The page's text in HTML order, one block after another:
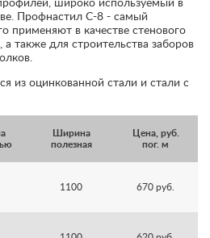
широко используемый в
Профнастил С-8 - самый
применяют в качестве стенового
также для строительства заборов
из оцинкованной стали и стали с
Ширина
полезная
Цена, руб.
пог. м
1100 670 руб.